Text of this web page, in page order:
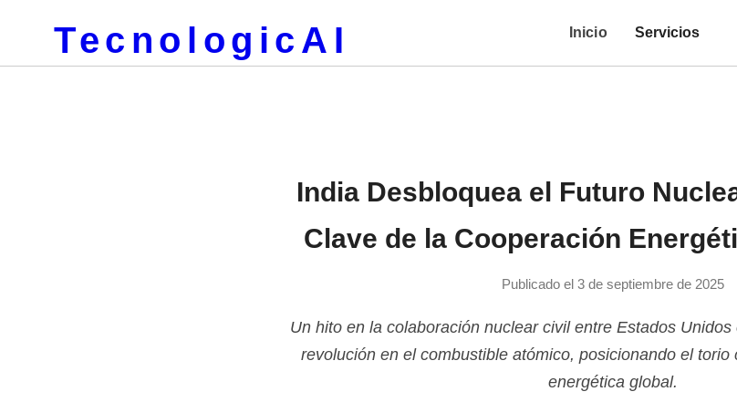
TecnologicAI Inicio Servicios
India Desbloquea el Futuro
Clave de la Cooperación
Publicado el 3 de septiembre de 2025
Un hito en la colaboración nuclear civil entre Estados
revolución en el combustible atómico, posicionando el
energética global.